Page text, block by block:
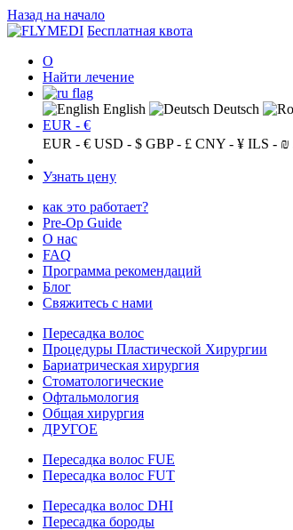
Назад на начало
Бесплатная квота
О
Найти лечение
English Deutsch
EUR - €
EUR - € USD - $ GBP - £ CNY - ¥ ILS - ₪
Узнать цену
как это работает?
Pre-Op Guide
О нас
FAQ
Программа рекомендаций
Блог
Свяжитесь с нами
Пересадка волос
Процедуры Пластической Хирургии
Бариатрическая хирургия
Стоматологические
Офтальмология
Общая хирургия
ДРУГОЕ
Пересадка волос FUE
Пересадка волос FUT
Пересадка волос DHI
Пересадка бороды